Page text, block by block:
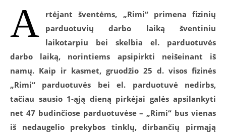
A
rtėjant šventėms, „Rimi“ primena fizinių
parduotuvių darbo laiką šventiniu
laikotarpiu bei skelbia el. parduotuvės
darbo laiką, norintiems apsipirkti neišeinant iš
namų. Kaip ir kasmet, gruodžio 25 d. visos fizinės
„Rimi“ parduotuvės bei el. parduotuvė nedirbs,
tačiau sausio 1-ąją dieną pirkėjai galės apsilankyti
net 47 budinčiose parduotuvėse – „Rimi“ bus vienas
iš nedaugelio prekybos tinklų, dirbančių pirmąją